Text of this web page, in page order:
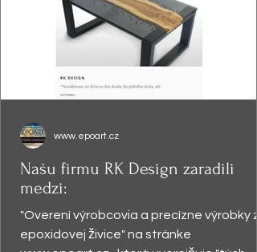
Našu firmu RK Design zaradili
medzi:
"Overení výrobcovia a precízne výrobky z
epoxidovej živice" na stránke
www.epoart.cz